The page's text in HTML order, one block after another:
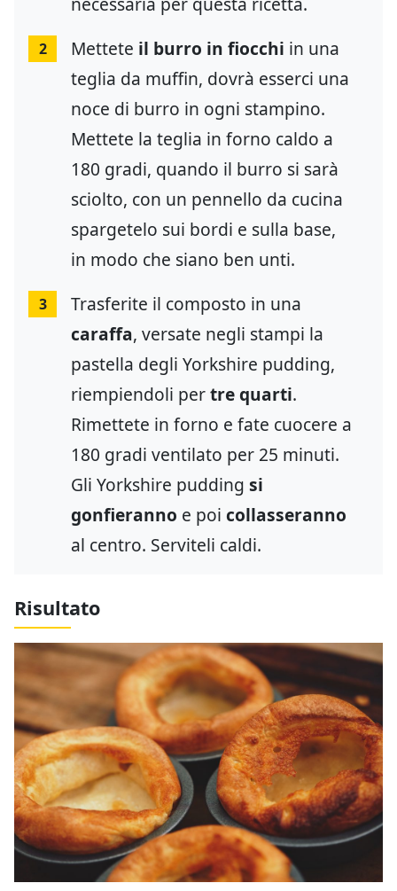
2 Mettete il burro in fiocchi in una
teglia da muffin, dovrà esserci una
noce di burro in ogni stampino.
Mettete la teglia in forno caldo a
180 gradi, quando il burro si sarà
sciolto, con un pennello da cucina
spargetelo sui bordi e sulla base,
in modo che siano ben unti.
3
Trasferite il composto in una
caraffa, versate negli stampi la
pastella degli Yorkshire pudding,
riempiendoli pertre quarti.
Rimettete in forno e fate cuocere a
180 gradi ventilato per 25 minuti.
Gli Yorkshire pudding si
gonfieranno e poi collasseranno
al centro. Serviteli caldi.
Risultato